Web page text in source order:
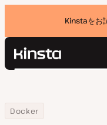
Kinstaをお
Kinsta®
検
Home
リソースセンター
Docker
Dockerコンテナのセキュ